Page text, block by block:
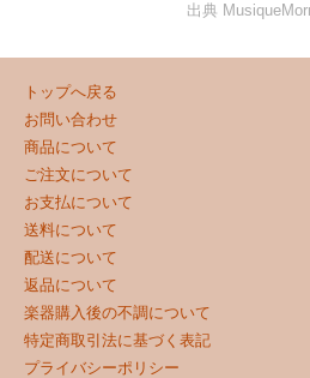
出典
トップへ戻る
お問い合わせ
商品について
ご注文について
お支払について
送料について
配送について
返品について
楽器購入後の不調について
特定商取引法に基づく表記
プライバシーポリシー